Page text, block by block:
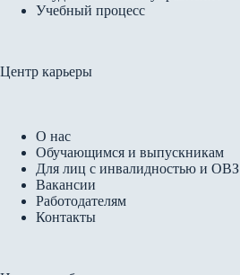
Учебный процесс
Центр карьеры
О нас
Обучающимся и выпускникам
Для лиц с инвалидностью и ОВЗ
Вакансии
Работодателям
Контакты